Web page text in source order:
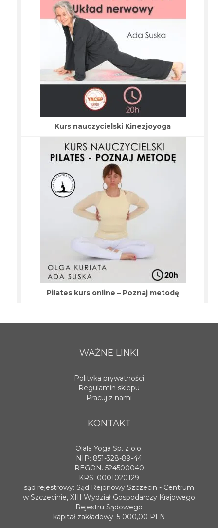
Kurs nauczycielski Kinezjoyoga
Pilates kurs online – Poznaj metodę
WAŻNE LINKI
Polityka prywatności
Regulamin sklepu
Pracuj z nami
KONTAKT
Olala Yoga Sp. z o.o.
NIP: 851-328-89-44
REGON: 524500040
KRS: 0001020129
sąd rejestrowy: Sąd Rejonowy Szczecin - Centrum
w Szczecinie, XIII Wydział Gospodarczy Krajowego
Rejestru Sądowego
kapitał zakładowy: 5 000,00 PLN